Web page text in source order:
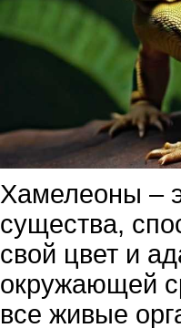
Хамелеоны –
существа,
свой цвет и
окружающей
все живые